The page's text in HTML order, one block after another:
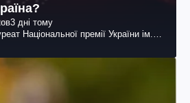
3 дні тому
Національної премії України ім.